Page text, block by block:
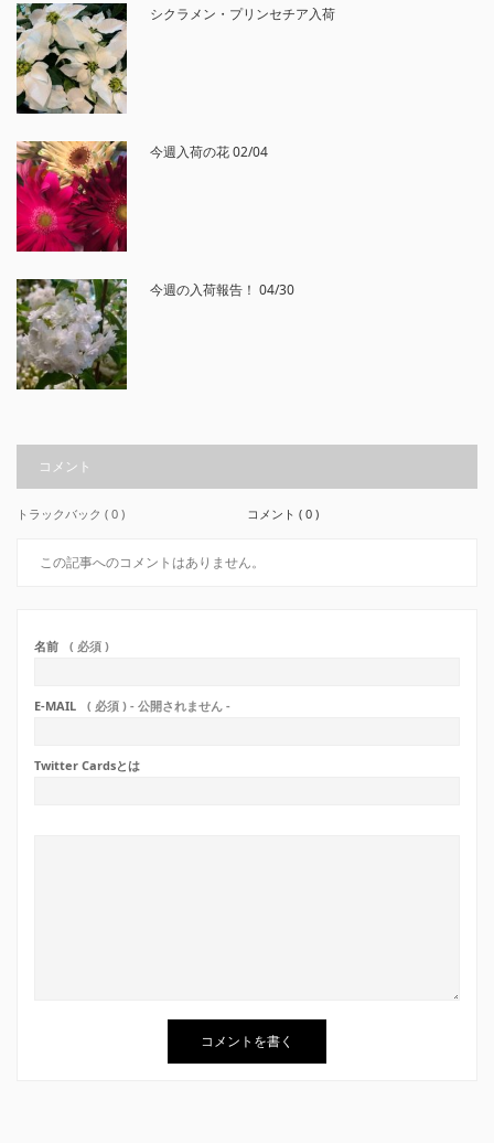
シクラメン・プリンセチア入荷
今週入荷の花 02/04
今週の入荷報告！ 04/30
コメント
トラックバック ( 0 ) コメント ( 0 )
この記事へのコメントはありません。
名前 ( 必須 )
E-MAIL ( 必須 ) - 公開されません -
Twitter Cardsとは